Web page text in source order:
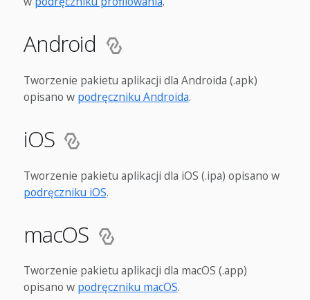
Android
Tworzenie pakietu aplikacji dla Androida (.apk)
opisano w podręczniku Androida.
iOS
Tworzenie pakietu aplikacji dla iOS (.ipa) opisano w
podręczniku iOS.
macOS
Tworzenie pakietu aplikacji dla macOS (.app)
opisano w podręczniku macOS.